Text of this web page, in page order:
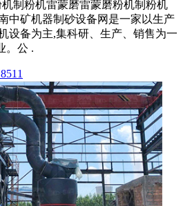
制粉机雷蒙磨雷蒙磨粉机制粉机
中矿机器制砂设备网是一家以生产
设备为主,集科研、生产、销售为一
。公 .